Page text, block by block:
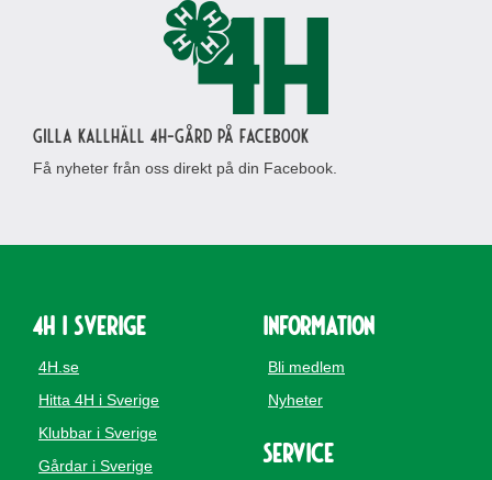
Gilla Kallhäll 4H-gård på Facebook
Få nyheter från oss direkt på din Facebook.
4H i Sverige
4H.se
Hitta 4H i Sverige
Klubbar i Sverige
Gårdar i Sverige
Information
Bli medlem
Nyheter
Service